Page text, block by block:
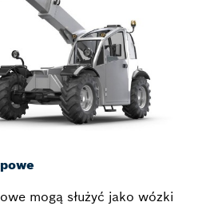
mogą służyć jako wózki